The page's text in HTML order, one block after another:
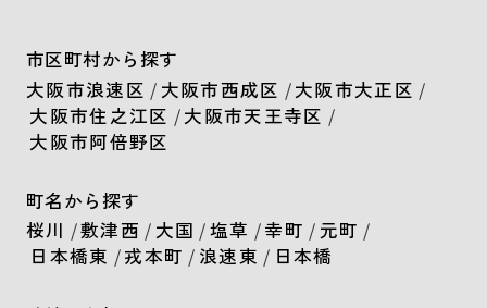
市区町村から探す
大阪市浪速区 / 大阪市西成区 /大阪市大正区 /
大阪市住之江区 /大阪市天王寺区 /
大阪市阿倍野区
町名から探す
桜川 /敷津西 / 大国 /塩草 /幸町 / 元町 /
日本橋東 /戎本町 / 浪速東 / 日本橋